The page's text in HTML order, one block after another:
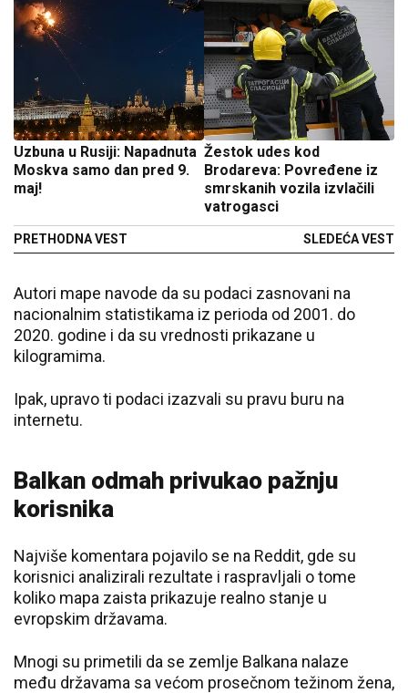
Uzbuna u Rusiji: Napadnuta
Moskva samo dan pred 9.
maj!
PRETHODNA VEST
Žestok udes kod
Brodareva: Povređene iz
smrskanih vozila izvlačili
vatrogasci
SLEDEĆA VEST
Autori mape navode da su podaci zasnovani na
nacionalnim statistikama iz perioda od 2001. do
2020. godine i da su vrednosti prikazane u
kilogramima.
Ipak, upravo ti podaci izazvali su pravu buru na
internetu.
Balkan odmah privukao pažnju
korisnika
Najviše komentara pojavilo se na Reddit, gde su
korisnici analizirali rezultate i raspravljali o tome
koliko mapa zaista prikazuje realno stanje u
evropskim državama.
Mnogi su primetili da se zemlje Balkana nalaze
među državama sa većom prosečnom težinom žena,